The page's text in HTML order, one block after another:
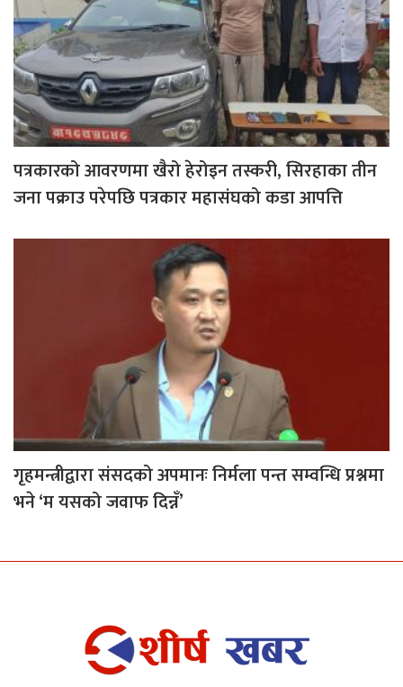
पत्रकारको आवरणमा खैरो हेरोइन तस्करी, सिरहाका तीन
जना पक्राउ परेपछि पत्रकार महासंघको कडा आपत्ति
गृहमन्त्रीद्वारा संसदको अपमानः निर्मला पन्त सम्वन्धि प्रश्नमा
भने ‘म यसको जवाफ दिन्नँ’